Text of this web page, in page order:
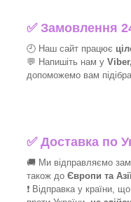
✅Замовлення
🕘 Наш сайт працює
💬 Напишіть нам у
допоможемо вам
✅Доставка по
🚚 Ми відправляємо
також до Європи та
❗ Відправка у країни,